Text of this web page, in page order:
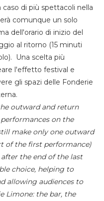
di più spettacoli nella
comunque un solo
dell'orario di inizio del
al ritorno (15 minuti
Una scelta più
l'effetto festival e
gli spazi delle Fonderie
outward and return
on the
make only one outward
of the first performance)
the end of the last
choice, helping to
allowing audiences to
Limone: the bar, the